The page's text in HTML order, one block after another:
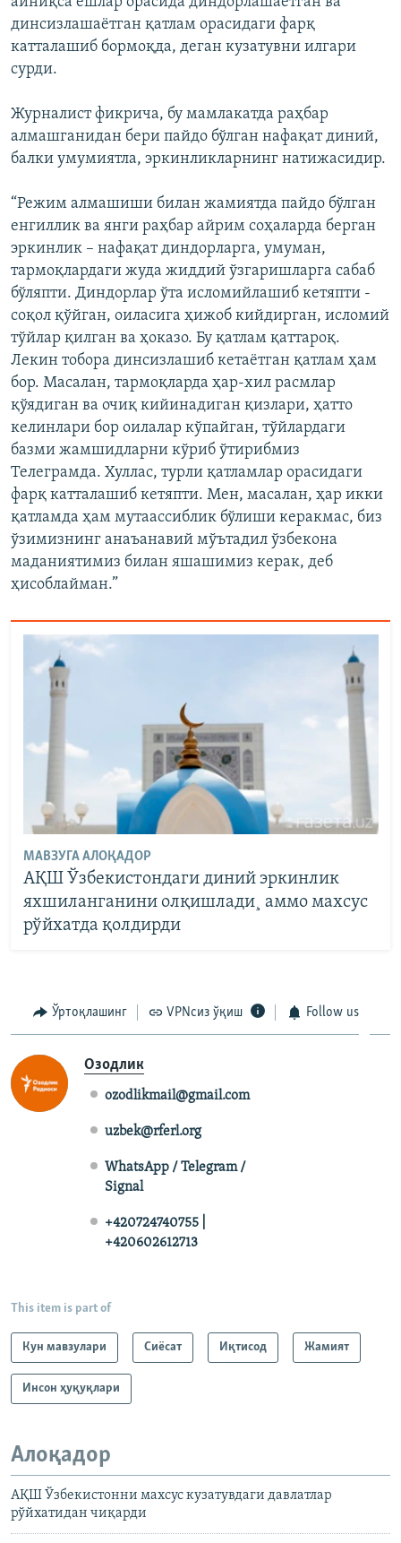
динсизлашаётган қатлам орасидаги фарқ
катталашиб бормоқда, деган кузатувни илгари
сурди.
Журналист фикрича, бу мамлакатда раҳбар
алмашганидан бери пайдо бўлган нафақат диний,
балки умумиятла, эркинликларнинг натижасидир.
“Режим алмашиши билан жамиятда пайдо бўлган
енгиллик ва янги раҳбар айрим соҳаларда берган
эркинлик – нафақат диндорларга, умуман,
тармоқлардаги жуда жиддий ўзгаришларга сабаб
бўляпти. Диндорлар ўта исломийлашиб кетяпти -
соқол қўйган, оиласига ҳижоб кийдирган, исломий
тўйлар қилган ва ҳоказо. Бу қатлам қаттароқ.
Лекин тобора динсизлашиб кетаётган қатлам ҳам
бор. Масалан, тармоқларда ҳар-хил расмлар
қўядиган ва очиқ кийинадиган қизлари, ҳатто
келинлари бор оилалар кўпайган, тўйлардаги
базми жамшидларни кўриб ўтирибмиз
Телеграмда. Хуллас, турли қатламлар орасидаги
фарқ катталашиб кетяпти. Мен, масалан, ҳар икки
қатламда ҳам мутаассиблик бўлиши керакмас, биз
ўзимизнинг анаъанавий мўътадил ўзбекона
маданиятимиз билан яшашимиз керак, деб
ҳисоблайман.”
МАВЗУГА АЛОҚАДОР
АҚШ Ўзбекистондаги диний эркинлик
яхшиланганини олқишлади¸ аммо махсус
рўйхатда қолдирди
Ўртоқлашинг VPNсиз ўқиш Follow us
Озодлик
ozodlikmail@gmail.com
uzbek@rferl.org
WhatsApp / Telegram /
Signal
+420724740755 |
+420602612713
This item is part of
Кун мавзулари Сиёсат Иқтисод Жамият
Инсон ҳуқуқлари
Алоқадор
АҚШ Ўзбекистонни махсус кузатувдаги давлатлар
рўйхатидан чиқарди